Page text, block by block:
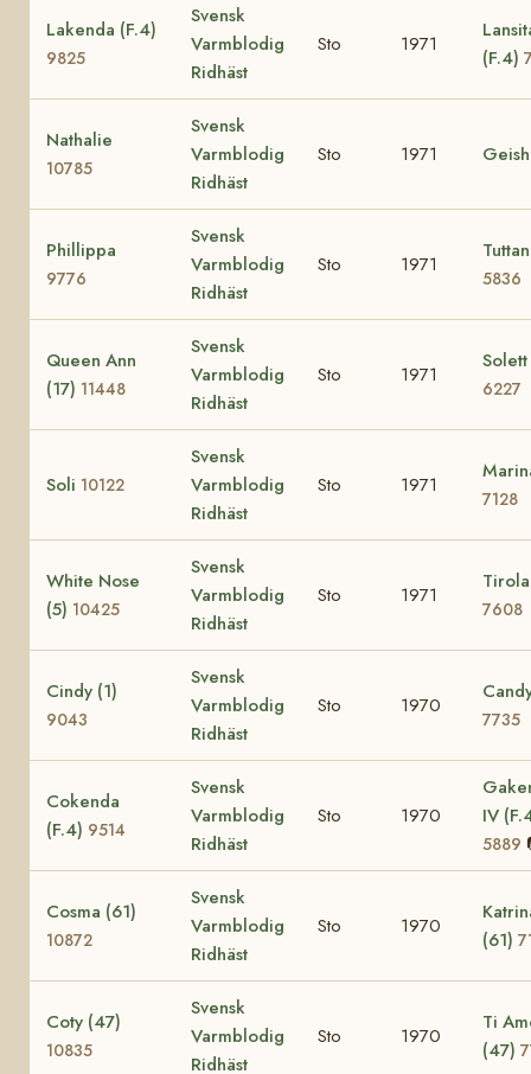
Lakenda (F.4)
9825
Svensk
Varmblodig
Ridhäst
Sto 1971
(F.4)
Nathalie
10785
Svensk
Varmblodig
Ridhäst
Sto 1971
Phillippa
9776
Svensk
Varmblodig
Ridhäst
Sto 1971
Tuttan
5836
Queen Ann
(17) 11448
Svensk
Varmblodig
Ridhäst
Sto 1971
6227
Soli 10122
Svensk
Varmblodig
Ridhäst
Sto 1971
7128
White Nose
(5) 10425
Svensk
Varmblodig
Ridhäst
Sto 1971
7608
Cindy (1)
9043
Svensk
Varmblodig
Ridhäst
Sto 1970
7735
Cokenda
(F.4) 9514
Svensk
Varmblodig
Ridhäst
Sto 1970
IV
5889
Cosma (61)
10872
Svensk
Varmblodig
Ridhäst
Sto 1970
(61)
Coty (47)
10835
Svensk
Varmblodig
Ridhäst
Sto 1970
Ti
(47)